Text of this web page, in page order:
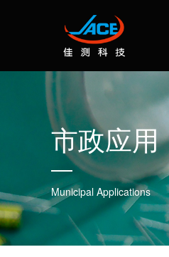
市政应用
Municipal Applications